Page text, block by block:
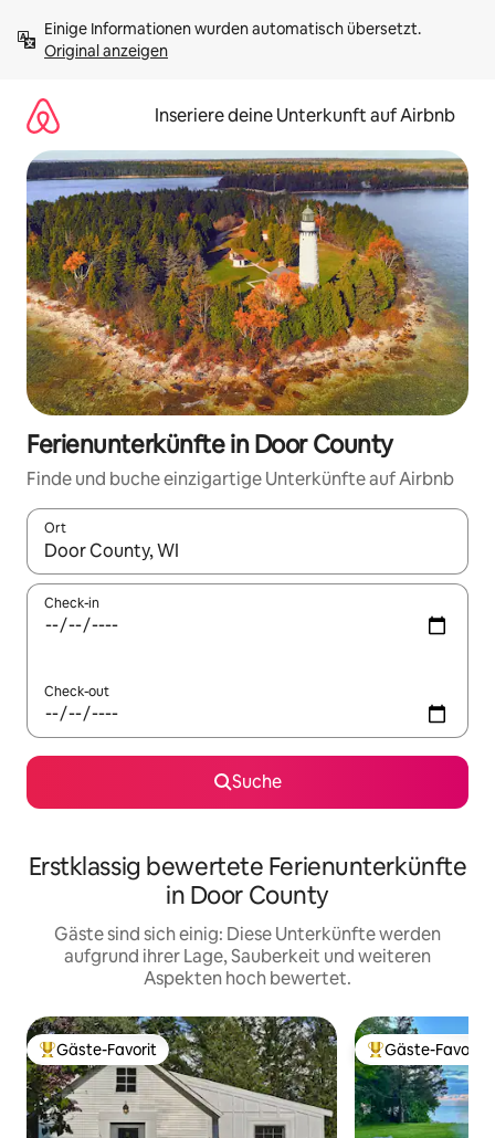
Inhalten
springenOriginal anzeigen
Inseriere deine Unterkunft auf Airbnb
Ferienunterkünfte in Door County
Finde und buche einzigartige Unterkünfte auf Airbnb
Ort
Wenn Ergebnisse verfügbar sind, navigiere mit den
Check-in
Check-out
Suche
Erstklassig bewertete Ferienunterkünfte
in Door County
Gäste sind sich einig: Diese Unterkünfte werden
aufgrund ihrer Lage, Sauberkeit und weiteren
Aspekten hoch bewertet.
Beliebter Gäste-Favorit.
Gäste-Favorit Beliebter Gäste-
Gäste-Favorit